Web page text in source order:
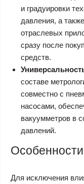
и градуировки
давления, а
отраслевых
сразу после
средств.
составе
совместно с
насосами,
вакуумметров в
давлений.
Особенности
Для исключения